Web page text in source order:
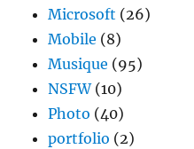
Microsoft (26)
Mobile (8)
Musique (95)
NSFW(10)
Photo (40)
portfolio (2)